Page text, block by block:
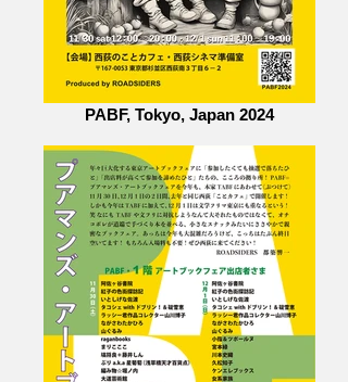
PABF, Tokyo, Japan 2024